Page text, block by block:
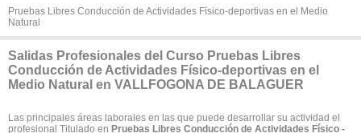
Pruebas Libres Conducción de Actividades Físico-deportivas en el Medio
Natural
Salidas Profesionales del Curso Pruebas Libres
Conducción de Actividades Físico-deportivas en el
Medio Natural en VALLFOGONA DE BALAGUER
Las principales áreas laborales en las que puede desarrollar su actividad el
profesional Titulado en Pruebas Libres Conducción de Actividades Físico -